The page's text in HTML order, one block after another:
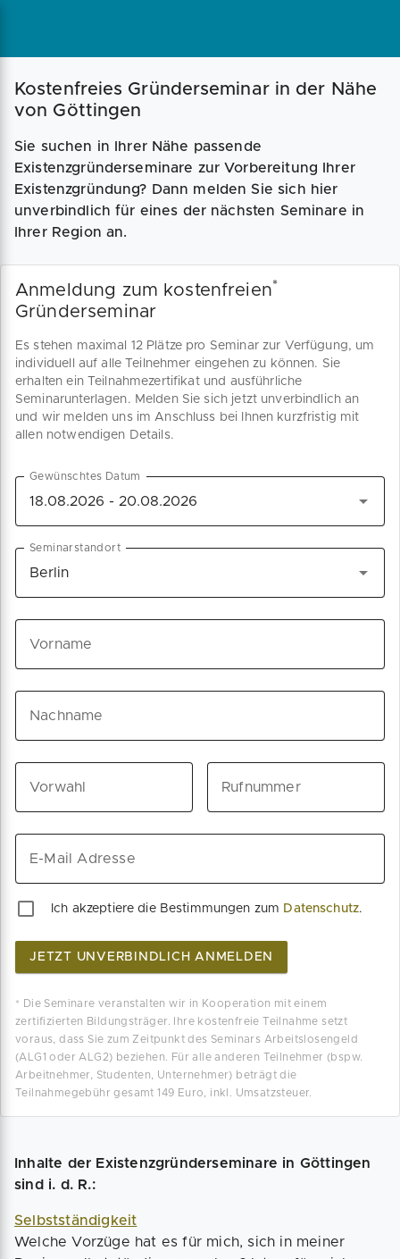
Magazin Businessplan Fördermittel
Kostenfreies Gründerseminar in der Nähe
von Göttingen
Sie suchen in Ihrer Nähe passende
Existenzgründerseminare zur Vorbereitung Ihrer
Existenzgründung? Dann melden Sie sich hier
unverbindlich für eines der nächsten Seminare in
Ihrer Region an.
Anmeldung zum kostenfreien*
Gründerseminar
Es stehen maximal 12 Plätze pro Seminar zur Verfügung, um
individuell auf alle Teilnehmer eingehen zu können. Sie
erhalten ein Teilnahmezertifikat und ausführliche
Seminarunterlagen. Melden Sie sich jetzt unverbindlich an
und wir melden uns im Anschluss bei Ihnen kurzfristig mit
allen notwendigen Details.
Gewünschtes Datum
Seminarstandort
Vorname
Nachname
Vorwahl Rufnummer
E-Mail Adresse
Ich akzeptiere die Bestimmungen zum Datenschutz.
JETZT UNVERBINDLICH ANMELDEN
* Die Seminare veranstalten wir in Kooperation mit einem
zertifizierten Bildungsträger. Ihre kostenfreie Teilnahme setzt
voraus, dass Sie zum Zeitpunkt des Seminars Arbeitslosengeld
(ALG1 oder ALG2) beziehen. Für alle anderen Teilnehmer (bspw.
Arbeitnehmer, Studenten, Unternehmer) beträgt die
Teilnahmegebühr gesamt 149 Euro, inkl. Umsatzsteuer.
Inhalte der Existenzgründerseminare in Göttingen
sind i. d. R.:
Selbstständigkeit
Welche Vorzüge hat es für mich, sich in meiner